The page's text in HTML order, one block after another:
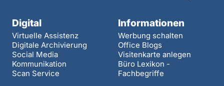
Digital
Virtuelle Assistenz
Digitale Archivierung
Social Media
Kommunikation
Scan Service
Informationen
Werbung schalten
Office Blogs
Visitenkarte anlegen
Büro Lexikon -
Fachbegriffe